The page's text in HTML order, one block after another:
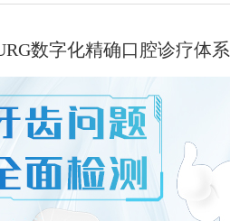
数字化精确口腔诊疗体系